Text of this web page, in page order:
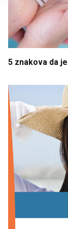
5 znakova da je